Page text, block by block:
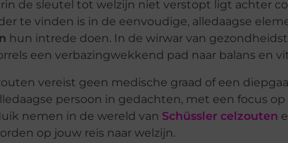
de sleutel tot welzijn niet verstopt ligt achter
te vinden is in de eenvoudige, alledaagse
hun intrede doen. In de wirwar van
een verbazingwekkend pad naar balans en
vereist geen medische graad of een
persoon in gedachten, met een focus
nemen in de wereld van Schüssler celzouten
op jouw reis naar welzijn.